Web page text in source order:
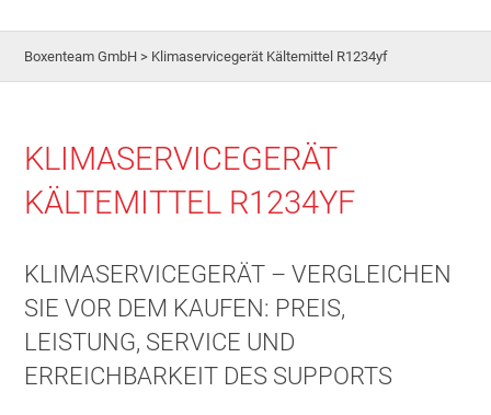
Boxenteam GmbH > Klimaservicegerät Kältemittel R1234yf
KLIMASERVICEGERÄT
KÄLTEMITTEL R1234YF
KLIMASERVICEGERÄT – VERGLEICHEN
SIE VOR DEM KAUFEN: PREIS,
LEISTUNG, SERVICE UND
ERREICHBARKEIT DES SUPPORTS